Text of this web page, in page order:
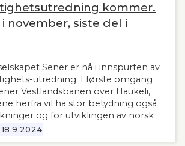
kommer.
november, siste del i
Sener er nå i innspurten av
utredning. I første omgang
Vestlandsbanen over Haukeli,
herfra vil ha stor betydning også
og for utviklingen av norsk
Norsk Bane, er oppdragsgiver
18.9.2024